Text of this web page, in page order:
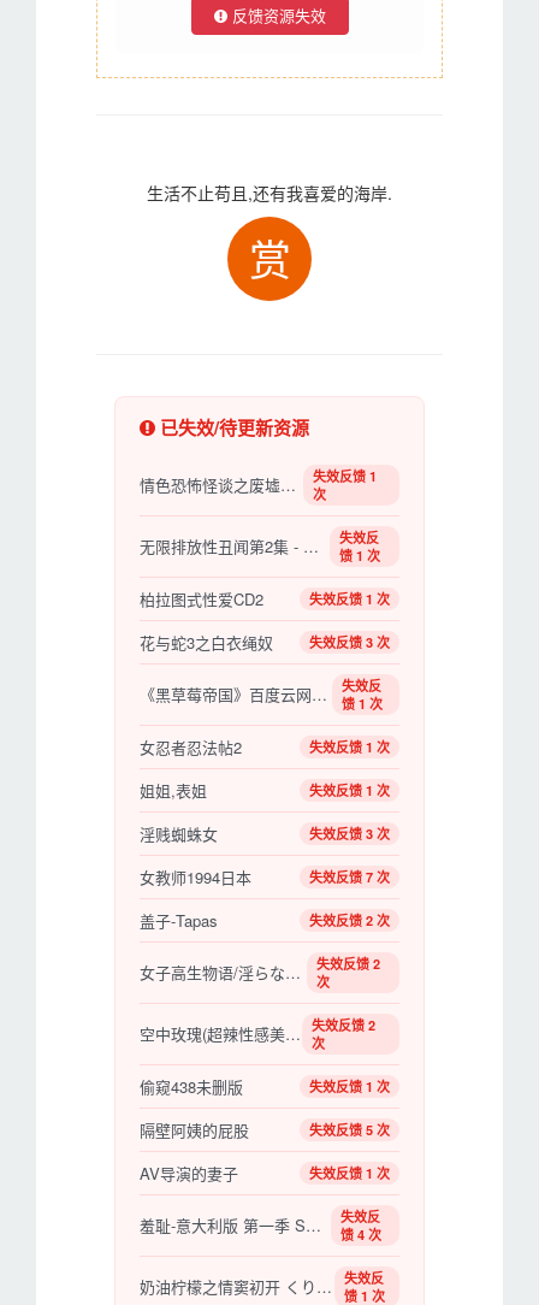
反馈资源失效
生活不止苟且,还有我喜爱的海岸.
赏
已失效/待更新资源
情色恐怖怪谈之废墟游戏
失效反馈 1
次
无限排放性丑闻第2集 - 有抱负的模特性训练
失效反
馈 1 次
柏拉图式性爱CD2 失效反馈 1 次
花与蛇3之白衣绳奴 失效反馈 3 次
《黑草莓帝国》百度云网盘夸克下载.阿里云盘
失效反
馈 1 次
女忍者忍法帖2 失效反馈 1 次
姐姐,表姐 失效反馈 1 次
淫贱蜘蛛女 失效反馈 3 次
女教师1994日本 失效反馈 7 次
盖子-Tapas 失效反馈 2 次
女子高生物语/淫らな果�g
失效反馈 2
次
空中玫瑰(超辣性感美女)
失效反馈 2
次
偷窥438未删版 失效反馈 1 次
隔壁阿姨的屁股 失效反馈 5 次
AV导演的妻子 失效反馈 1 次
羞耻-意大利版 第一季 SKAM Italia Season 1
失效反
馈 4 次
奶油柠檬之情窦初开 くりいむレモン いけないマコちゃん
失效反
馈 1 次